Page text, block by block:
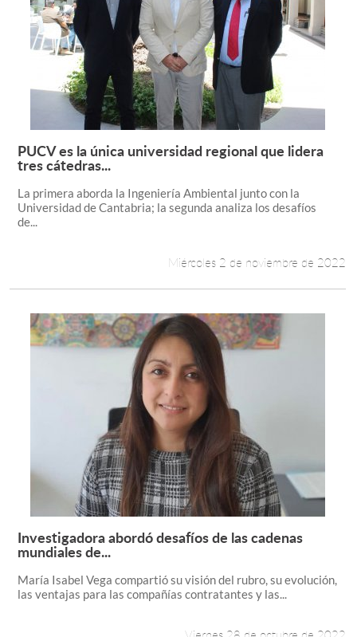
Leer más +
PUCV es la única universidad regional que lidera
tres cátedras...
La primera aborda la Ingeniería Ambiental junto con la
Universidad de Cantabria; la segunda analiza los desafíos
de...
Miércoles 2 de noviembre de 2022
Leer más +
Investigadora abordó desafíos de las cadenas
mundiales de...
María Isabel Vega compartió su visión del rubro, su evolución,
las ventajas para las compañías contratantes y las...